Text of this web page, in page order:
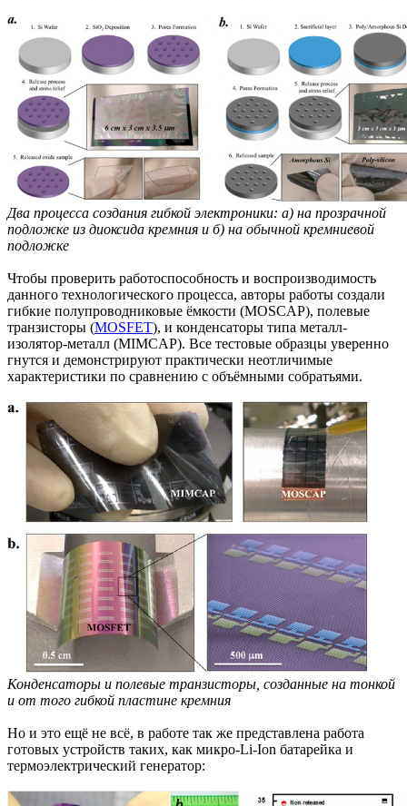
Два процесса создания гибкой электроники: а) на прозрачной
подложке из диоксида кремния и б) на обычной кремниевой
подложке
Чтобы проверить работоспособность и воспроизводимость
данного технологического процесса, авторы работы создали
гибкие полупроводниковые ёмкости (MOSCAP), полевые
транзисторы (MOSFET), и конденсаторы типа металл-
изолятор-металл (MIMCAP). Все тестовые образцы уверенно
гнутся и демонстрируют практически неотличимые
характеристики по сравнению с объёмными собратьями.
Конденсаторы и полевые транзисторы, созданные на тонкой
и от того гибкой пластине кремния
Но и это ещё не всё, в работе так же представлена работа
готовых устройств таких, как микро-Li-Ion батарейка и
термоэлектрический генератор: